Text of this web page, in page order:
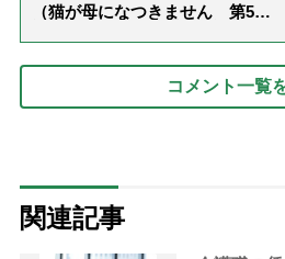
（猫が母になつきません 第500
コメント一覧
関連記事